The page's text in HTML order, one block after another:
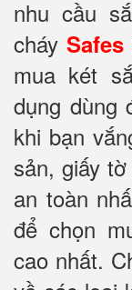
nhu cầu
cháySafes
mua két
dụng dùng
khi bạn
sản, giấy
an toàn
để chọn
cao nhất.